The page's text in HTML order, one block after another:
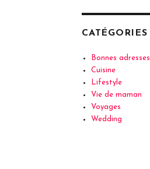
CATÉGORIES
Bonnes adresses
Cuisine
Lifestyle
Vie de maman
Voyages
Wedding